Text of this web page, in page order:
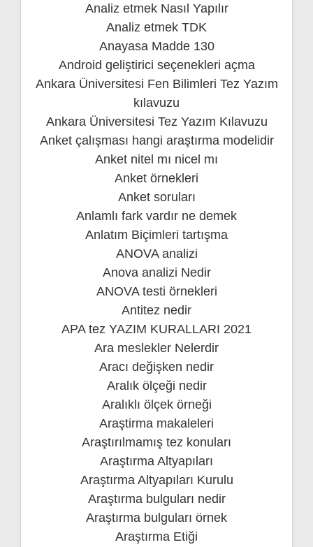
Analiz etmek Nasıl Yapılır
Analiz etmek TDK
Anayasa Madde 130
Android geliştirici seçenekleri açma
Ankara Üniversitesi Fen Bilimleri Tez Yazım
kılavuzu
Ankara Üniversitesi Tez Yazım Kılavuzu
Anket çalışması hangi araştırma modelidir
Anket nitel mı nicel mı
Anket örnekleri
Anket soruları
Anlamlı fark vardır ne demek
Anlatım Biçimleri tartışma
ANOVA analizi
Anova analizi Nedir
ANOVA testi örnekleri
Antitez nedir
APA tez YAZIM KURALLARI 2021
Ara meslekler Nelerdir
Aracı değişken nedir
Aralık ölçeği nedir
Aralıklı ölçek örneği
Araştirma makaleleri
Araştırılmamış tez konuları
Araştırma Altyapıları
Araştırma Altyapıları Kurulu
Araştırma bulguları nedir
Araştırma bulguları örnek
Araştırma Etiği